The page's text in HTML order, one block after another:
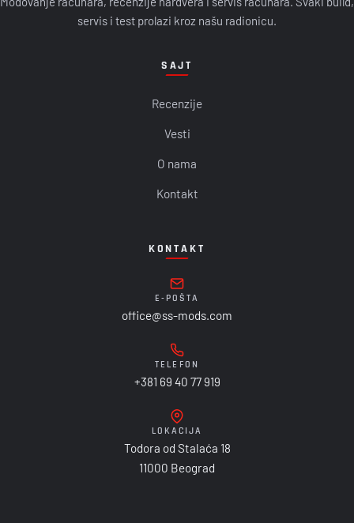
servis i test prolazi kroz našu radionicu.
SAJT
Recenzije
Vesti
O nama
Kontakt
KONTAKT
E-POŠTA
office@ss-mods.com
TELEFON
+381 69 40 77 919
LOKACIJA
Todora od Stalaća 18
11000 Beograd